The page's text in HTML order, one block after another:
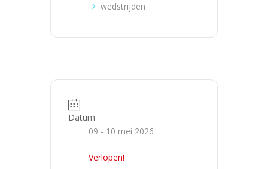
wedstrijden
Datum
09 - 10 mei 2026
Verlopen!